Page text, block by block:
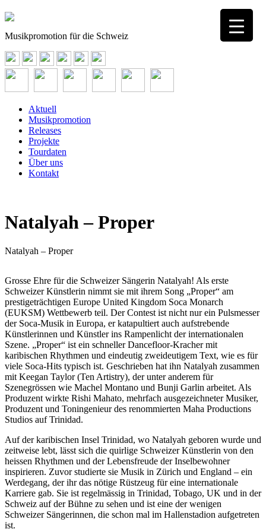
Musikpromotion für die Schweiz
Aktuell
Musikpromotion
Releases
Projekte
Tourdaten
Über uns
Kontakt
Natalyah – Proper
Natalyah – Proper
Grosse Ehre für die Schweizer Sängerin Natalyah! Als erste
Schweizer Künstlerin nimmt sie mit ihrem Song „Proper“ am
prestigeträchtigen Europe United Kingdom Soca Monarch
(EUKSM) Wettbewerb teil. Der Contest ist nicht nur ein Pulsmesser
der Soca-Musik in Europa, er katapultiert auch aufstrebende
Künstlerinnen und Künstler ins Rampenlicht der internationalen
Szene. „Proper“ ist ein schneller Dancefloor-Kracher mit
karibischen Rhythmen und eindeutig zweideutigem Text, wie es für
viele Soca-Hits typisch ist. Geschrieben hat ihn Natalyah zusammen
mit Keegan Taylor (Ten Artistry), der unter anderem für
Szenegrössen wie Machel Montano und Bunji Garlin arbeitet. Als
Produzent wirkte Rishi Mahato, mehrfach ausgezeichneter Musiker,
Produzent und Toningenieur des renommierten Maha Productions
Studios auf Trinidad.
Auf der karibischen Insel Trinidad, wo Natalyah geboren wurde und
zeitweise lebt, lässt sich die quirlige Schweizer Künstlerin von den
heissen Rhythmen und der Lebensfreude der Inselbewohner
inspirieren. Zuvor studierte sie Musik in Zürich und England – ein
Werdegang, der ihr das nötige Rüstzeug für eine internationale
Karriere gab. Sie ist regelmässig in Trinidad, Tobago, UK und in der
Schweiz auf der Bühne zu sehen und ist eine der wenigen
Schweizer Sängerinnen, die schon mal im Hallenstadion aufgetreten
ist.